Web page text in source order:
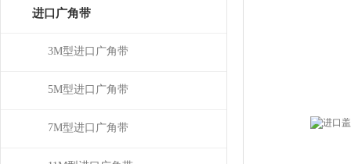
进口广角带
3M型进口广角带
5M型进口广角带
7M型进口广角带